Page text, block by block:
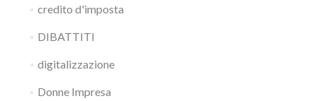
credito d'imposta
DIBATTITI
digitalizzazione
Donne Impresa